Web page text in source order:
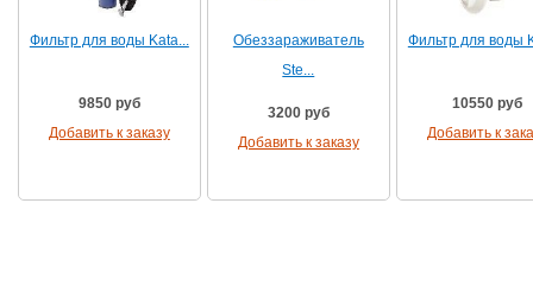
Фильтр для воды Kata...
9850 руб
Добавить к заказу
Обеззараживатель
Ste...
3200 руб
Добавить к заказу
Фильтр для воды
10550 руб
Добавить к